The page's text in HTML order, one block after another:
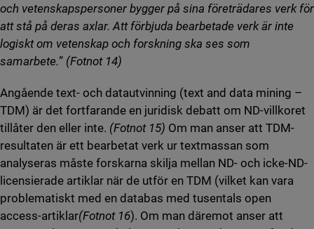
och vetenskapspersoner bygger på sina företrädares verk för
att stå på deras axlar. Att förbjuda bearbetade verk är inte
logiskt om vetenskap och forskning ska ses som
samarbete.” (Fotnot 14)
Angående text- och datautvinning (text and data mining –
TDM) är det fortfarande en juridisk debatt om ND-villkoret
tillåter den eller inte. (Fotnot 15) Om man anser att TDM-
resultaten är ett bearbetat verk ur textmassan som
analyseras måste forskarna skilja mellan ND- och icke-ND-
licensierade artiklar när de utför en TDM (vilket kan vara
problematiskt med en databas med tusentals open
access-artiklar(Fotnot 16). Om man däremot anser att